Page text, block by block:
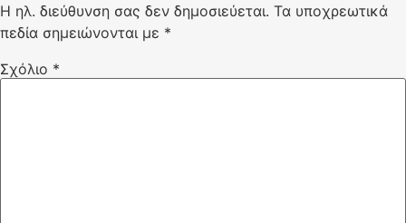
Η ηλ. διεύθυνση σας δεν δημοσιεύεται. Τα υποχρεωτικά
πεδία σημειώνονται με *
Σχόλιο *